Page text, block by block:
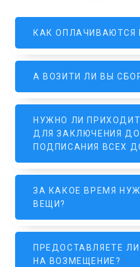
КАК ОПЛАЧИВАЮТСЯ
А ВОЗИТИ ЛИ ВЫ
НУЖНО ЛИ
ДЛЯ ЗАКЛЮЧЕНИЯ
ПОДПИСАНИЯ ВСЕХ
ЗА КАКОЕ ВРЕМЯ
ВЕЩИ?
ПРЕДОСТАВЛЯЕТЕ
НА ВОЗМЕЩЕНИЕ?